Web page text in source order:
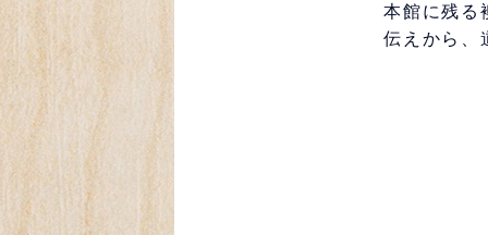
本館に残る
伝えから、